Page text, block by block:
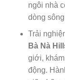
ngôi nhà
dòng
Trải
Bà Nà
giới,
động.